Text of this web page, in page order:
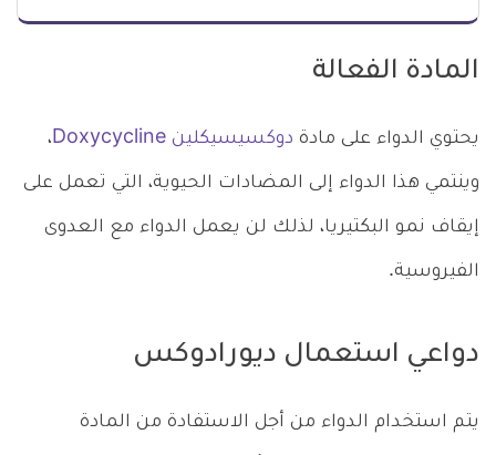
المادة الفعالة
يحتوي الدواء على مادة دوكسيسيكلين Doxycycline ،
وينتمي هذا الدواء إلى المضادات الحيوية، التي تعمل على
إيقاف نمو البكتيريا، لذلك لن يعمل الدواء مع العدوى
الفيروسية.
دواعي استعمال ديورادوكس
يتم استخدام الدواء من أجل الاستفادة من المادة